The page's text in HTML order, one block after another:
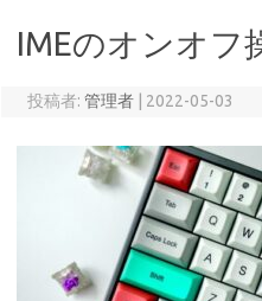
IMEのオンオフ
投稿者: 管理者 2022-05-03